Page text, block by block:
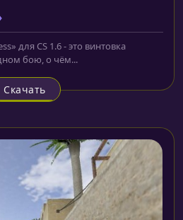
для CS 1.6 - это винтовка
бою, о чём...
Скачать